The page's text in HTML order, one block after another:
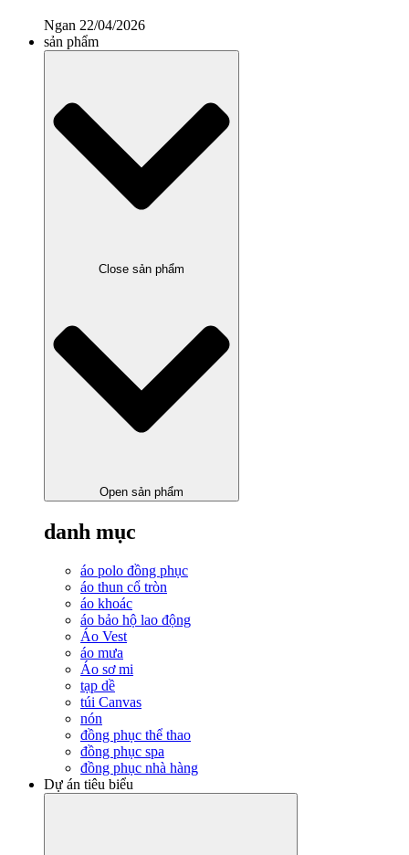
Ngan 22/04/2026
sản phẩm
Close sản phẩm
Open sản phẩm
danh mục
áo polo đồng phục
áo thun cổ tròn
áo khoác
áo bảo hộ lao động
Áo Vest
áo mưa
Áo sơ mi
tạp dề
túi Canvas
nón
đồng phục thể thao
đồng phục spa
đồng phục nhà hàng
Dự án tiêu biểu